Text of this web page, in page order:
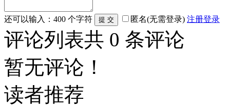
还可以输入： 400 个字符 匿名(无需登录) 注册登录
评论列表共 0 条评论
暂无评论！
读者推荐